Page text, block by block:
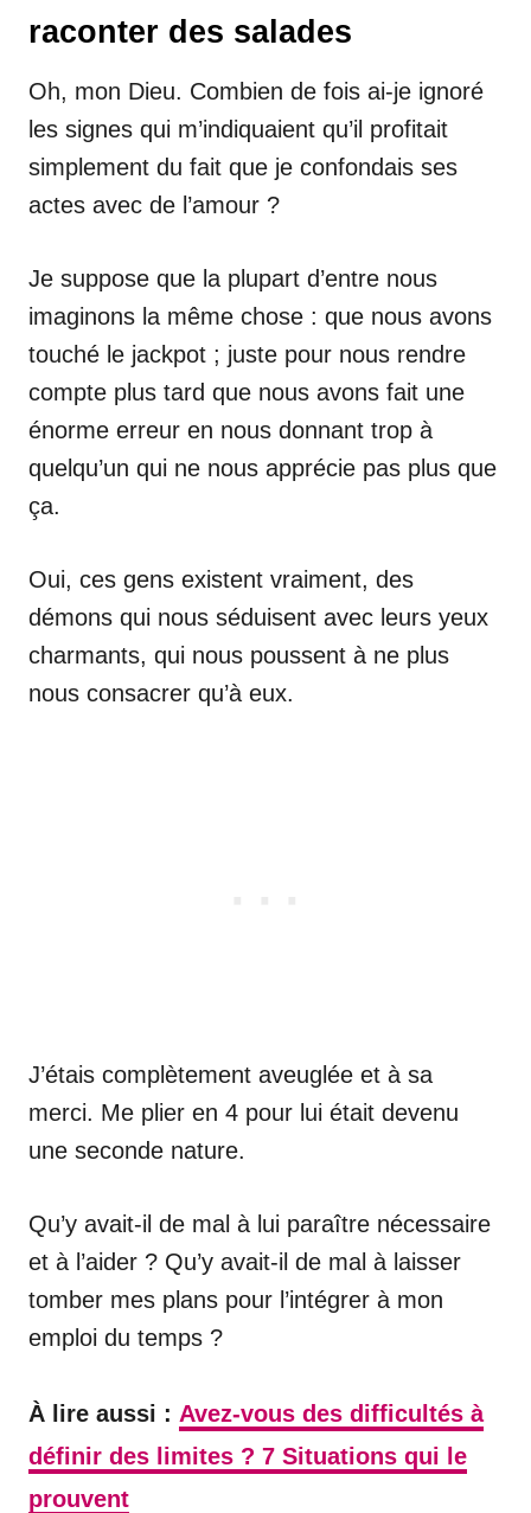
raconter des salades
Oh, mon Dieu. Combien de fois ai-je ignoré
les signes qui m’indiquaient qu’il profitait
simplement du fait que je confondais ses
actes avec de l’amour ?
Je suppose que la plupart d’entre nous
imaginons la même chose : que nous avons
touché le jackpot ; juste pour nous rendre
compte plus tard que nous avons fait une
énorme erreur en nous donnant trop à
quelqu’un qui ne nous apprécie pas plus que
ça.
Oui, ces gens existent vraiment, des
démons qui nous séduisent avec leurs yeux
charmants, qui nous poussent à ne plus
nous consacrer qu’à eux.
J’étais complètement aveuglée et à sa
merci. Me plier en 4 pour lui était devenu
une seconde nature.
Qu’y avait-il de mal à lui paraître nécessaire
et à l’aider ? Qu’y avait-il de mal à laisser
tomber mes plans pour l’intégrer à mon
emploi du temps ?
À lire aussi : Avez-vous des difficultés à
définir des limites ? 7 Situations qui le
prouvent